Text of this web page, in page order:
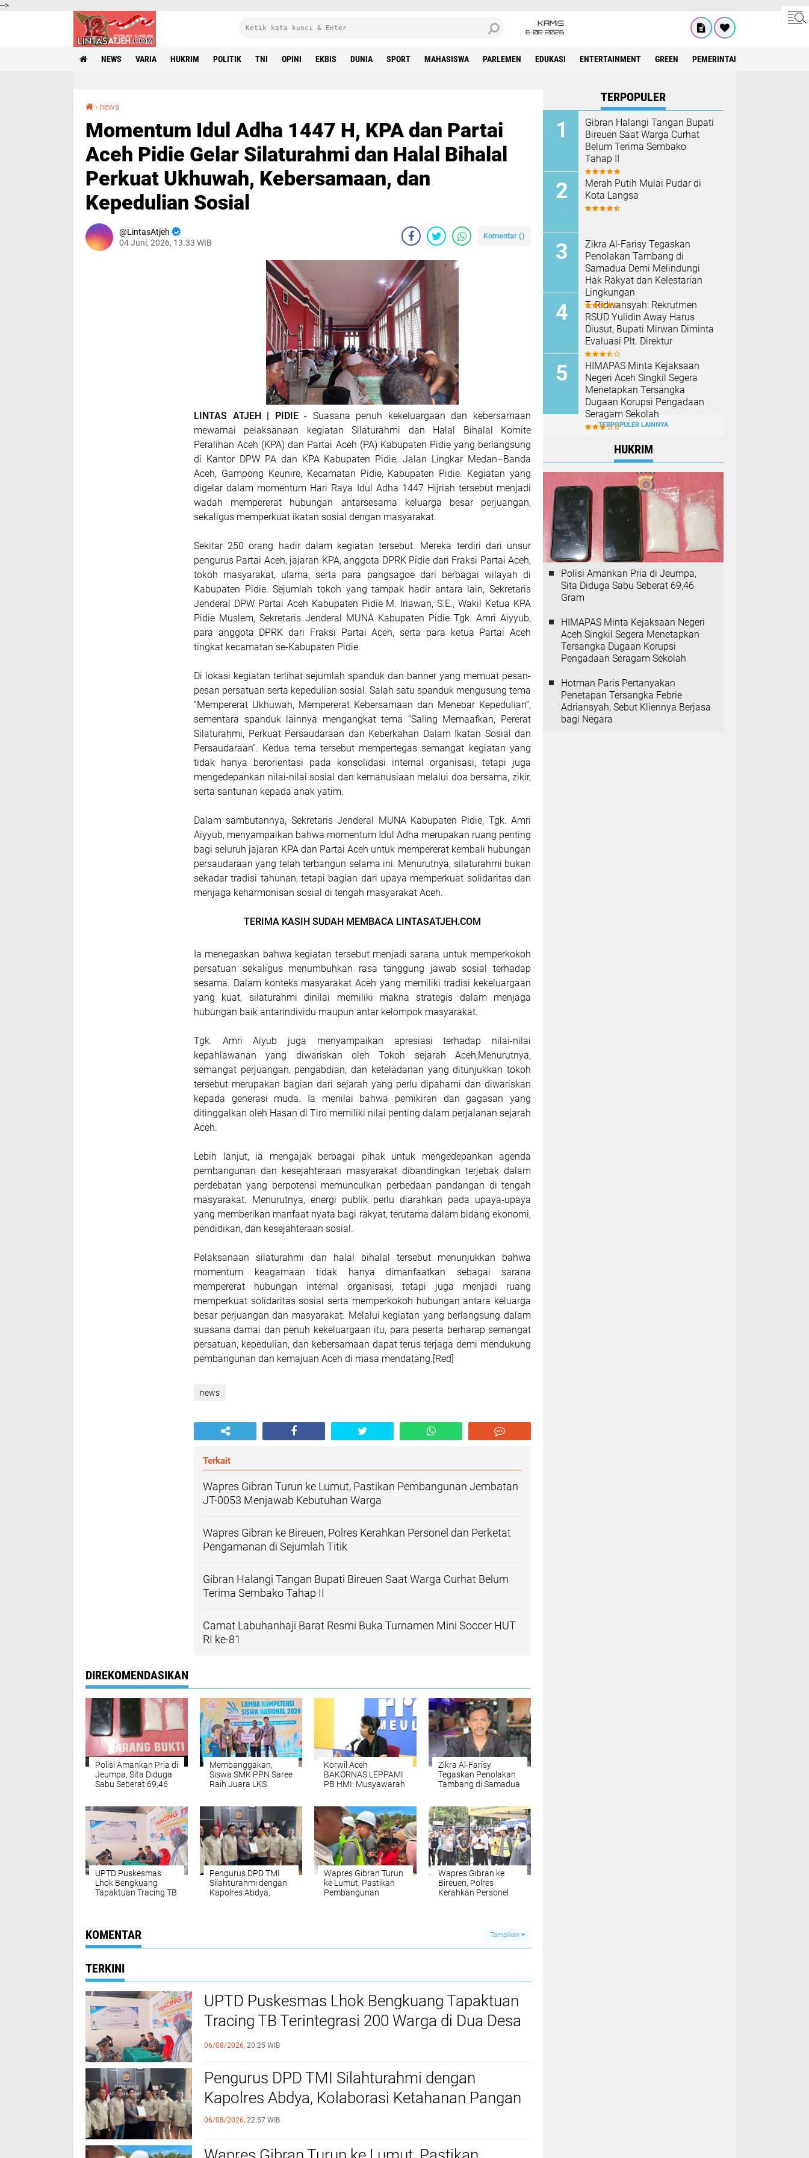
-->
KAMIS
6•08•2026
NEWS VARIA HUKRIM POLITIK TNI OPINI EKBIS DUNIA SPORT MAHASISWA PARLEMEN EDUKASI ENTERTAINMENT GREEN PEMERINTAH ACEH
› news
Momentum Idul Adha 1447 H, KPA dan Partai
Aceh Pidie Gelar Silaturahmi dan Halal Bihalal
Perkuat Ukhuwah, Kebersamaan, dan
Kepedulian Sosial
LintasAtjeh
04 Juni, 2026, 13.33 WIB
Komentar ()
LINTAS ATJEH | PIDIE- Suasana penuh kekeluargaan dan kebersamaan
mewarnai pelaksanaan kegiatan Silaturahmi dan Halal Bihalal Komite
Peralihan Aceh (KPA) dan Partai Aceh (PA) Kabupaten Pidie yang berlangsung
di Kantor DPW PA dan KPA Kabupaten Pidie, Jalan Lingkar Medan–Banda
Aceh, Gampong Keunire, Kecamatan Pidie, Kabupaten Pidie. Kegiatan yang
digelar dalam momentum Hari Raya Idul Adha 1447 Hijriah tersebut menjadi
wadah mempererat hubungan antarsesama keluarga besar perjuangan,
sekaligus memperkuat ikatan sosial dengan masyarakat.
Sekitar 250 orang hadir dalam kegiatan tersebut. Mereka terdiri dari unsur
pengurus Partai Aceh, jajaran KPA, anggota DPRK Pidie dari Fraksi Partai Aceh,
tokoh masyarakat, ulama, serta para pangsagoe dari berbagai wilayah di
Kabupaten Pidie. Sejumlah tokoh yang tampak hadir antara lain, Sekretaris
Jenderal DPW Partai Aceh Kabupaten Pidie M. Iriawan, S.E., Wakil Ketua KPA
Pidie Muslem, Sekretaris Jenderal MUNA Kabupaten Pidie Tgk. Amri Aiyyub,
para anggota DPRK dari Fraksi Partai Aceh, serta para ketua Partai Aceh
tingkat kecamatan se-Kabupaten Pidie.
Di lokasi kegiatan terlihat sejumlah spanduk dan banner yang memuat pesan-
pesan persatuan serta kepedulian sosial. Salah satu spanduk mengusung tema
“Mempererat Ukhuwah, Mempererat Kebersamaan dan Menebar Kepedulian”,
sementara spanduk lainnya mengangkat tema “Saling Memaafkan, Pererat
Silaturahmi, Perkuat Persaudaraan dan Keberkahan Dalam Ikatan Sosial dan
Persaudaraan”. Kedua tema tersebut mempertegas semangat kegiatan yang
tidak hanya berorientasi pada konsolidasi internal organisasi, tetapi juga
mengedepankan nilai-nilai sosial dan kemanusiaan melalui doa bersama, zikir,
serta santunan kepada anak yatim.
Dalam sambutannya, Sekretaris Jenderal MUNA Kabupaten Pidie, Tgk. Amri
Aiyyub, menyampaikan bahwa momentum Idul Adha merupakan ruang penting
bagi seluruh jajaran KPA dan Partai Aceh untuk mempererat kembali hubungan
persaudaraan yang telah terbangun selama ini. Menurutnya, silaturahmi bukan
sekadar tradisi tahunan, tetapi bagian dari upaya memperkuat solidaritas dan
menjaga keharmonisan sosial di tengah masyarakat Aceh.
TERIMA KASIH SUDAH MEMBACA LINTASATJEH.COM
Ia menegaskan bahwa kegiatan tersebut menjadi sarana untuk memperkokoh
persatuan sekaligus menumbuhkan rasa tanggung jawab sosial terhadap
sesama. Dalam konteks masyarakat Aceh yang memiliki tradisi kekeluargaan
yang kuat, silaturahmi dinilai memiliki makna strategis dalam menjaga
hubungan baik antarindividu maupun antar kelompok masyarakat.
Tgk. Amri Aiyub juga menyampaikan apresiasi terhadap nilai-nilai
kepahlawanan yang diwariskan oleh Tokoh sejarah Aceh,Menurutnya,
semangat perjuangan, pengabdian, dan keteladanan yang ditunjukkan tokoh
tersebut merupakan bagian dari sejarah yang perlu dipahami dan diwariskan
kepada generasi muda. Ia menilai bahwa pemikiran dan gagasan yang
ditinggalkan oleh Hasan di Tiro memiliki nilai penting dalam perjalanan sejarah
Aceh.
Lebih lanjut, ia mengajak berbagai pihak untuk mengedepankan agenda
pembangunan dan kesejahteraan masyarakat dibandingkan terjebak dalam
perdebatan yang berpotensi memunculkan perbedaan pandangan di tengah
masyarakat. Menurutnya, energi publik perlu diarahkan pada upaya-upaya
yang memberikan manfaat nyata bagi rakyat, terutama dalam bidang ekonomi,
pendidikan, dan kesejahteraan sosial.
Pelaksanaan silaturahmi dan halal bihalal tersebut menunjukkan bahwa
momentum keagamaan tidak hanya dimanfaatkan sebagai sarana
mempererat hubungan internal organisasi, tetapi juga menjadi ruang
memperkuat solidaritas sosial serta memperkokoh hubungan antara keluarga
besar perjuangan dan masyarakat. Melalui kegiatan yang berlangsung dalam
suasana damai dan penuh kekeluargaan itu, para peserta berharap semangat
persatuan, kepedulian, dan kebersamaan dapat terus terjaga demi mendukung
pembangunan dan kemajuan Aceh di masa mendatang.[Red]
news
Terkait
Wapres Gibran Turun ke Lumut, Pastikan Pembangunan Jembatan
JT-0053 Menjawab Kebutuhan Warga
Wapres Gibran ke Bireuen, Polres Kerahkan Personel dan Perketat
Pengamanan di Sejumlah Titik
Gibran Halangi Tangan Bupati Bireuen Saat Warga Curhat Belum
Terima Sembako Tahap II
Camat Labuhanhaji Barat Resmi Buka Turnamen Mini Soccer HUT
RI ke-81
DIREKOMENDASIKAN
Polisi Amankan Pria di
Jeumpa, Sita Diduga
Sabu Seberat 69,46
Membanggakan,
Siswa SMK PPN Saree
Raih Juara LKS
Korwil Aceh
BAKORNAS LEPPAMI
PB HMI: Musyawarah
Petisi Tolak Tambang
di Kecamatan
Samadua, Aceh
Selatan
Zikra Al-Farisy
Tegaskan Penolakan
Tambang di Samadua
Kelestarian
Lingkungan
UPTD Puskesmas
Lhok Bengkuang
Tapaktuan ‎Tracing TB
Kesehatan Gratis
Pengurus DPD TMI
Silahturahmi dengan
Kapolres Abdya,
Wapres Gibran Turun
ke Lumut, Pastikan
Pembangunan
Wapres Gibran ke
Bireuen, Polres
Kerahkan Personel
KOMENTAR Tampilkan
TERKINI
UPTD Puskesmas Lhok Bengkuang Tapaktuan
‎Tracing TB Terintegrasi 200 Warga di Dua Desa
Melalui Cek Kesehatan Gratis
06/08/2026, 20:25 WIB
Pengurus DPD TMI Silahturahmi dengan
Kapolres Abdya, Kolaborasi Ketahanan Pangan
06/08/2026, 22:57 WIB
TERPOPULER
Gibran Halangi Tangan Bupati
Bireuen Saat Warga Curhat
Belum Terima Sembako
Tahap II
Merah Putih Mulai Pudar di
Kota Langsa
Zikra Al-Farisy Tegaskan
Penolakan Tambang di
Samadua Demi Melindungi
Hak Rakyat dan Kelestarian
Lingkungan
T. Ridwansyah: Rekrutmen
RSUD Yulidin Away Harus
Diusut, Bupati Mirwan Diminta
Evaluasi Plt. Direktur
HIMAPAS Minta Kejaksaan
Negeri Aceh Singkil Segera
Menetapkan Tersangka
Dugaan Korupsi Pengadaan
Seragam Sekolah
TERPOPULER LAINNYA
HUKRIM
Polisi Amankan Pria di Jeumpa,
Sita Diduga Sabu Seberat 69,46
Gram
HIMAPAS Minta Kejaksaan Negeri
Aceh Singkil Segera Menetapkan
Tersangka Dugaan Korupsi
Pengadaan Seragam Sekolah
Hotman Paris Pertanyakan
Penetapan Tersangka Febrie
Adriansyah, Sebut Kliennya Berjasa
bagi Negara